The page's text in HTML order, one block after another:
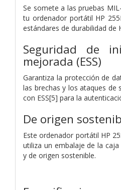
Se somete a las pruebas
tu ordenador portátil HP
estándares de durabilidad de
Seguridad de
mejorada (ESS)
Garantiza la protección de
las brechas y los ataques de
con ESS[5] para la
De origen
Este ordenador portátil HP
utiliza un embalaje de la
y de origen sostenible.